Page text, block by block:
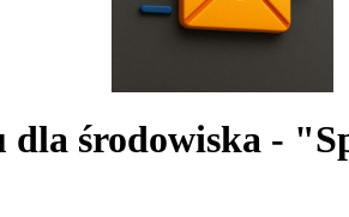
dla środowiska -